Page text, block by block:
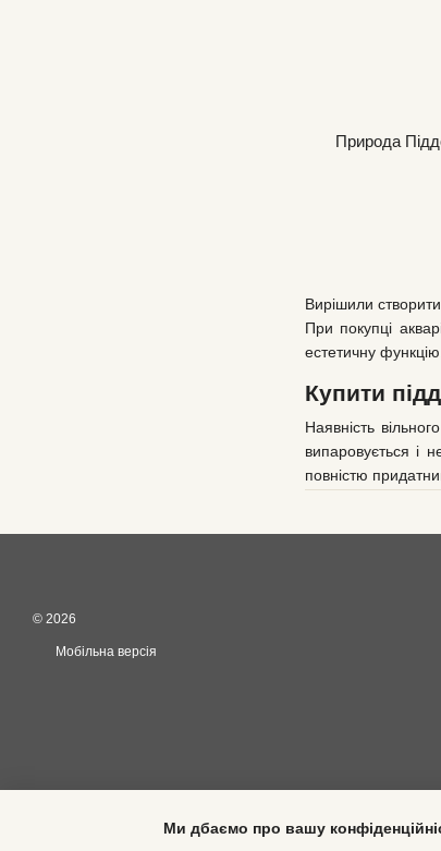
Вирішили
При покупці
естетичну
Купити
Наявність
випаровується і
повністю
Менш
Не тільки форма,
акваріумів,
Особливості
акваріуму. Вони
Природа
© 2026
Мобільна версія
Ми дбаємо про вашу